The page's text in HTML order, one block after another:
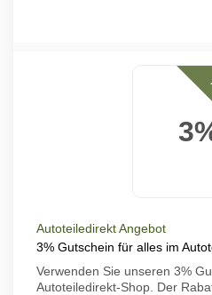
Autoteiledirekt Angebot
3% Gutschein für alles im
Verwenden Sie unseren 3%
Autoteiledirekt-Shop. Der